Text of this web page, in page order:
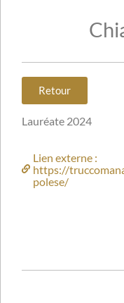
Retour
Lauréate 2024
Lien externe :
https://
polese/